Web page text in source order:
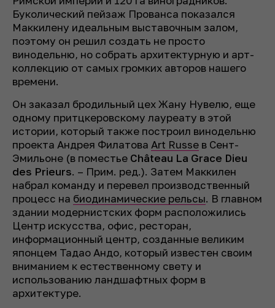
Буколический пейзаж Прованса показался
Маккилену идеальным выставочным залом,
поэтому он решил создать не просто
винодельню, но собрать архитектурную и арт-
коллекцию от самых громких авторов нашего
времени.
Он заказал бродильный цех Жану Нувелю, еще
одному притцкеровскому лауреату в этой
истории, который также построил винодельню
проекта Андрея Филатова Art Russe в Сент-
Эмильоне (в поместье Château La Grace Dieu
des Prieurs. – Прим. ред.). Затем Маккилен
набрал команду и перевел производственный
процесс на биодинамические рельсы. В главном
здании модернистских форм расположились
Центр искусства, офис, ресторан,
информационный центр, созданные великим
японцем Тадао Андо, который известен своим
вниманием к естественному свету и
использованию ландшафтных форм в
архитектуре.